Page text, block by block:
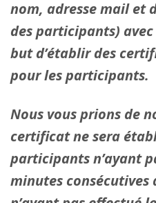
nom, adresse mail et
des participants)
but d’établir des
pour les participants.
Nous vous prions de
certificat ne sera
participants n’ayant
minutes consécutives